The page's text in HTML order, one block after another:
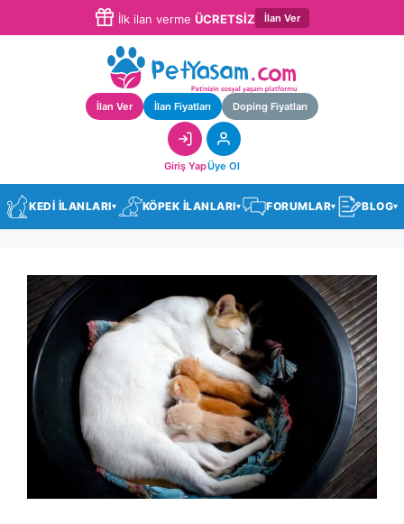
İlk ilan verme ÜCRETSİZ İlan Ver
İlan Ver İlan Fiyatları Doping Fiyatları
Giriş YapÜye Ol
KEDİ İLANLARI▾ KÖPEK İLANLARI▾ FORUMLAR▾ BLOG▾